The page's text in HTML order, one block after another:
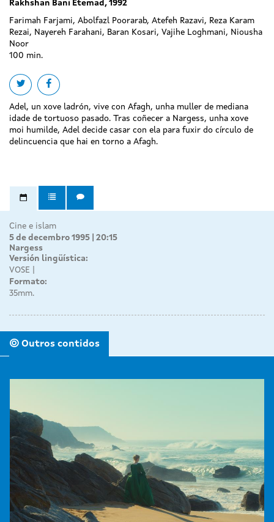
Rakhshan Bani Etemad, 1992
Farimah Farjami, Abolfazl Poorarab, Atefeh Razavi, Reza Karam
Rezai, Nayereh Farahani, Baran Kosari, Vajihe Loghmani, Niousha
Noor
100 min.
Share on twitter
Share on facebook
Adel, un xove ladrón, vive con Afagh, unha muller de mediana
idade de tortuoso pasado. Tras coñecer a Nargess, unha xove
moi humilde, Adel decide casar con ela para fuxir do círculo de
delincuencia que hai en torno a Afagh.
Cine e islam
5 de decembro 1995 | 20:15
Nargess
Versión lingüística:
VOSE
Formato:
35mm.
Outros contidos